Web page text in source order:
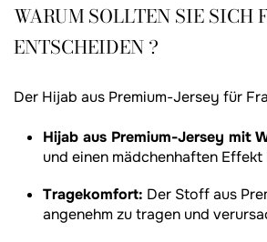
WARUM SOLLTEN SIE SICH
ENTSCHEIDEN ?
Der Hijab aus Premium-Jersey für
Hijab aus Premium-Jersey mit
und einen mädchenhaften Effekt
Tragekomfort: Der Stoff aus
angenehm zu tragen und